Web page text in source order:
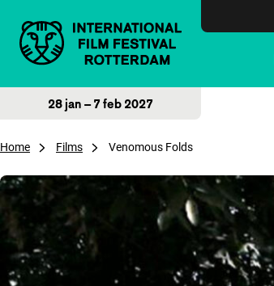
28 jan – 7 feb 2027
Home Films Venomous Folds